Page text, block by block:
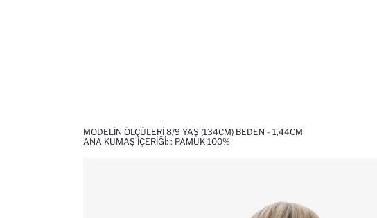
MODELIN ÖLÇÜLERI 8/9 YAŞ (134CM) BEDEN - 1,44CM
ANA KUMAŞ İÇERIĞI: : PAMUK 100%